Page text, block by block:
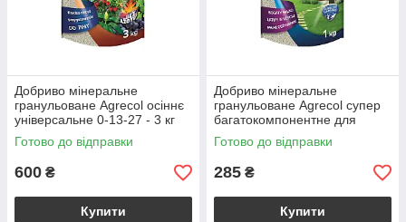
Добриво мінеральне
гранульоване Agrecol осіннє
універсальне 0-13-27 - 3 кг
Готово до відправки
600 ₴
Купити
Добриво мінеральне
гранульоване Agrecol супер
багатокомпонентне для
газонів 20-5-9,4 - 1 кг
Готово до відправки
285 ₴
Купити